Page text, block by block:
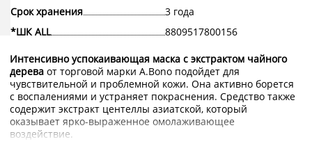
Срок хранения
3 года
*ШК ALL
8809517800156
Интенсивно успокаивающая маска с экстрактом чайного
дерева от торговой марки A.Bono подойдет для
чувствительной и проблемной кожи. Она активно борется
с воспалениями и устраняет покраснения. Средство также
содержит экстракт центеллы азиатской, который
оказывает ярко-выраженное омолаживающее
воздействие.